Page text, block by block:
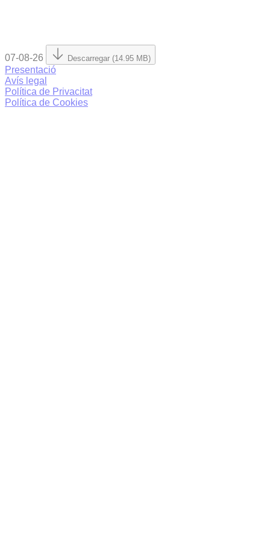
07-08-26 Descarregar (14.95 MB)
Presentació
Avís legal
Política de Privacitat
Política de Cookies